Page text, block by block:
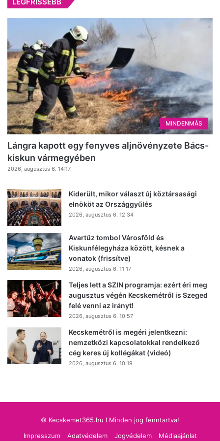
LEGFRISSEBB
MINDENMÁS
Lángra kapott egy fenyves aljnövényzete Bács-
kiskun vármegyében
2026, augusztus 6. 14:17
Kiderült, mikor választ új köztársasági
elnököt az Országgyűlés
2026, augusztus 6. 12:34
Avartűz tombol Városföld és
Kiskunfélegyháza között, késnek a
vonatok (frissítve)
2026, augusztus 6. 11:17
Teljes lett a SZIN programja: ezért éri meg
augusztus végén Kecskemétről is Szeged
felé venni az irányt!
2026, augusztus 6. 10:57
Kecskemétről is megéri jelentkezni:
nemzetközi kapcsolatokkal rendelkező
cég keres új kollégákat (videó)
2026, augusztus 6. 10:19
© Kecskemet365.hu I Minden jog fenntartva!
Impresszum
Adatvédelem Jogvédelem Médiaajánlat